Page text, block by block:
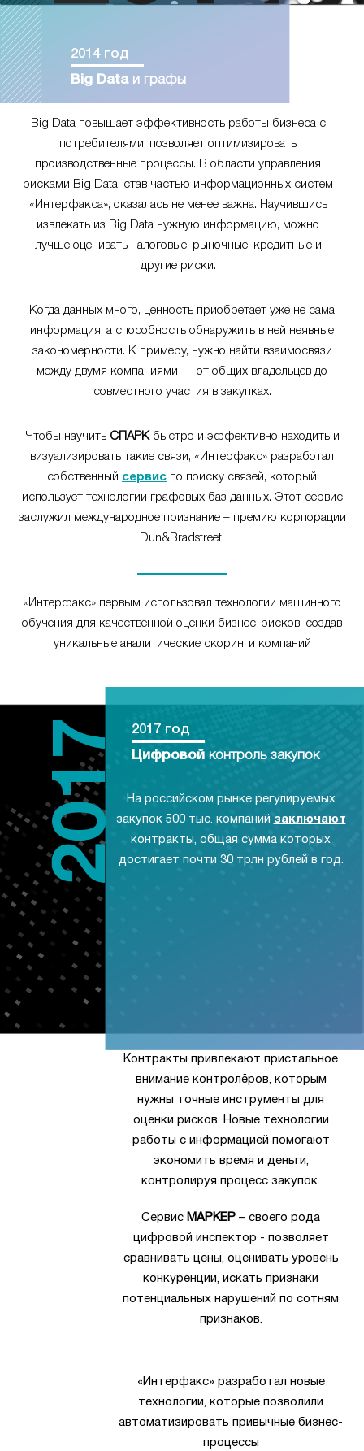
2014 год
Big Dataи графы
Big Data повышает эффективность работы бизнеса с
потребителями, позволяет оптимизировать
производственные процессы. В области управления
рисками Big Data, став частью информационных систем
«Интерфакса», оказалась не менее важна. Научившись
извлекать из Big Data нужную информацию, можно
лучше оценивать налоговые, рыночные, кредитные и
другие риски.
Когда данных много, ценность приобретает уже не сама
информация, а способность обнаружить в ней неявные
закономерности. К примеру, нужно найти взаимосвязи
между двумя компаниями — от общих владельцев до
совместного участия в закупках.
Чтобы научить СПАРКбыстро и эффективно находить и
визуализировать такие связи, «Интерфакс» разработал
собственный сервис по поиску связей, который
использует технологии графовых баз данных. Этот сервис
заслужил международное признание – премию корпорации
Dun&Bradstreet.
«Интерфакс» первым использовал технологии машинного
обучения для качественной оценки бизнес-рисков, создав
уникальные аналитические скоринги компаний
2017 год
Цифровой контроль закупок
На российском рынке регулируемых
закупок 500 тыс. компаний заключают
контракты, общая сумма которых
достигает почти 30 трлн рублей в год.
Контракты привлекают пристальное
внимание контролёров, которым
нужны точные инструменты для
оценки рисков. Новые технологии
работы с информацией помогают
экономить время и деньги,
контролируя процесс закупок.
Сервис МАРКЕР – своего рода
цифровой инспектор - позволяет
сравнивать цены, оценивать уровень
конкуренции, искать признаки
потенциальных нарушений по сотням
признаков.
«Интерфакс» разработал новые
технологии, которые позволили
автоматизировать привычные бизнес-
процессы